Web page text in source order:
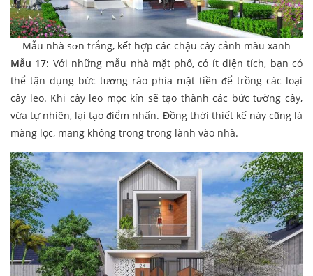
Mẫu nhà sơn trắng, kết hợp các chậu cây cảnh màu xanh
Mẫu 17: Với những mẫu nhà mặt phố, có ít diện tích, bạn có
thể tận dụng bức tương rào phía mặt tiền để trồng các loại
cây leo. Khi cây leo mọc kín sẽ tạo thành các bức tường cây,
vừa tự nhiên, lại tạo điểm nhấn. Đồng thời thiết kế này cũng là
màng lọc, mang không trong trong lành vào nhà.